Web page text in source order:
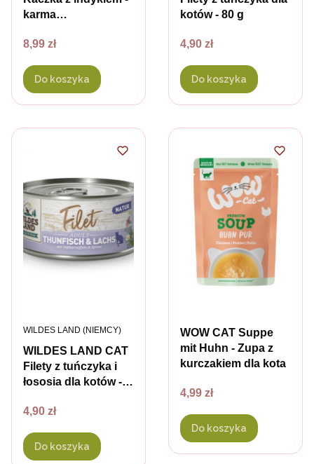
karma
kotów - 180 g
Cena
8,99 zł
Do koszyka
kotów - 80 g
Cena
4,90 zł
Do koszyka
WILDES LAND CAT
Filety z tuńczyka i
łososia dla kotów -
PRODUCENT
WILDES LAND (NIEMCY)
Cena
4,90 zł
Do koszyka
WOW CAT Suppe
mit Huhn - Zupa z
kurczakiem dla kota
Cena
4,99 zł
Do koszyka